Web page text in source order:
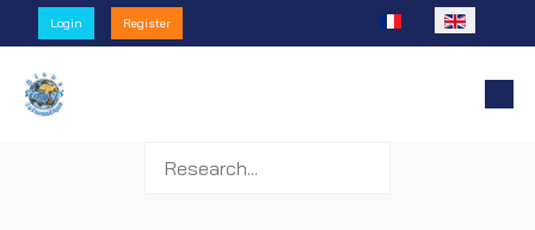
Login Register Select your language